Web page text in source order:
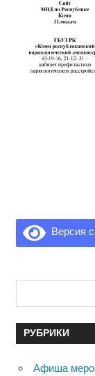
Версия
РУБРИКИ
Афиша